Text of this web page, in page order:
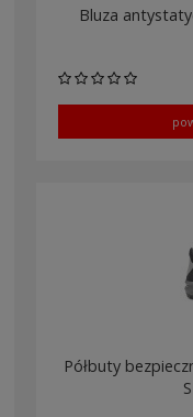
Bluza
Półbuty